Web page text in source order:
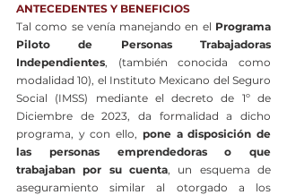
ANTECEDENTES Y BENEFICIOS
Tal como se venía manejando en el Programa
Piloto de Personas Trabajadoras
Independientes, (también conocida como
modalidad 10), el Instituto Mexicano del Seguro
Social (IMSS) mediante el decreto de 1º de
Diciembre de 2023, da formalidad a dicho
programa, y con ello, pone a disposición de
las personas emprendedoras o que
trabajaban por su cuenta, un esquema de
aseguramiento similar al otorgado a los